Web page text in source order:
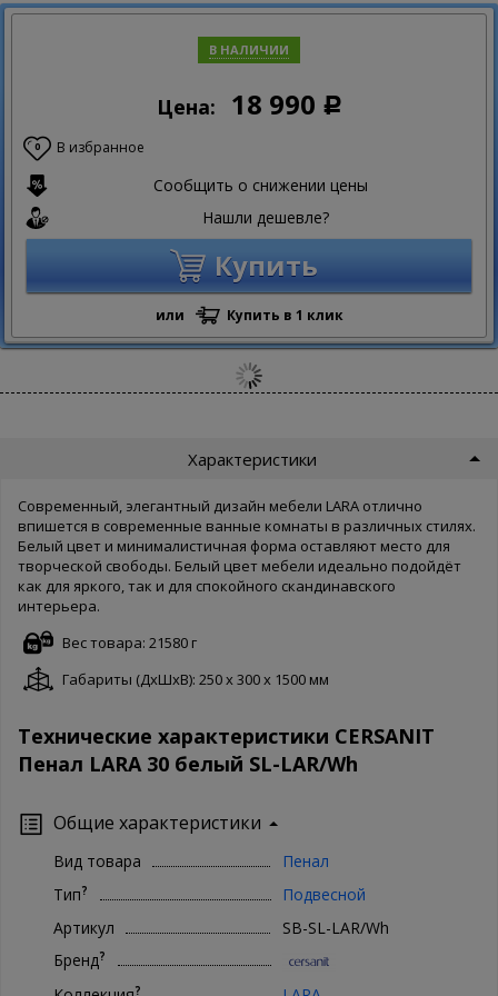
В НАЛИЧИИ
Цена: 18 990 Р
0 В избранное
Сообщить о снижении цены
Нашли дешевле?
Купить
или Купить в 1 клик
Характеристики
Современный, элегантный дизайн мебели LARA отлично
впишется в современные ванные комнаты в различных стилях.
Белый цвет и минималистичная форма оставляют место для
творческой свободы. Белый цвет мебели идеально подойдёт
как для яркого, так и для спокойного скандинавского
интерьера.
Вес товара: 21580 г
Габариты (ДxШxВ): 250 x 300 x 1500 мм
Технические характеристики CERSANIT
Пенал LARA 30 белый SL-LAR/Wh
Общие характеристики
Вид товара
Пенал
Тип?
Подвесной
Артикул
SB-SL-LAR/Wh
Бренд?
?